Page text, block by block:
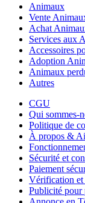
Animaux
Vente
Achat
Services aux
Accessoires
Adoption
Animaux
Autres
CGU
Qui sommes-
Politique de
À propos &
Sécurité et
Paiement
Vérification et
Publicité pour